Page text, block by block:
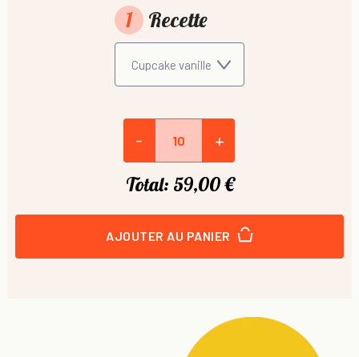
1 Recette
- +
Total: 59,00 €
AJOUTER AU PANIER